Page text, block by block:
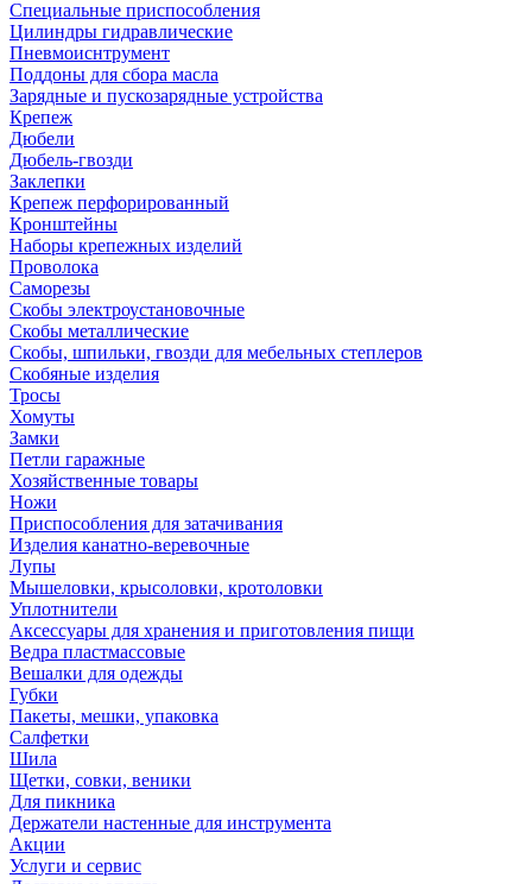
Специальные приспособления
Цилиндры гидравлические
Пневмоиснтрумент
Поддоны для сбора масла
Зарядные и пускозарядные устройства
Крепеж
Дюбели
Дюбель-гвозди
Заклепки
Крепеж перфорированный
Кронштейны
Наборы крепежных изделий
Проволока
Саморезы
Скобы электроустановочные
Скобы металлические
Скобы, шпильки, гвозди для мебельных степлеров
Скобяные изделия
Тросы
Хомуты
Замки
Петли гаражные
Хозяйственные товары
Ножи
Приспособления для затачивания
Изделия канатно-веревочные
Лупы
Мышеловки, крысоловки, кротоловки
Уплотнители
Аксессуары для хранения и приготовления пищи
Ведра пластмассовые
Вешалки для одежды
Губки
Пакеты, мешки, упаковка
Салфетки
Шила
Щетки, совки, веники
Для пикника
Держатели настенные для инструмента
Акции
Услуги и сервис